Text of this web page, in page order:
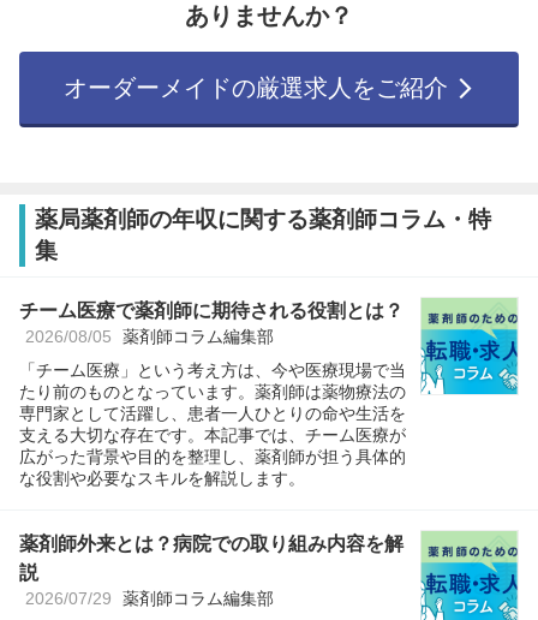
ありませんか？
オーダーメイドの厳選求人をご紹介
薬局薬剤師の年収に関する薬剤師コラム・特
集
チーム医療で薬剤師に期待される役割とは？
2026/08/05 薬剤師コラム編集部
「チーム医療」という考え方は、今や医療現場で当
たり前のものとなっています。薬剤師は薬物療法の
専門家として活躍し、患者一人ひとりの命や生活を
支える大切な存在です。本記事では、チーム医療が
広がった背景や目的を整理し、薬剤師が担う具体的
な役割や必要なスキルを解説します。
薬剤師外来とは？病院での取り組み内容を解
説
2026/07/29 薬剤師コラム編集部